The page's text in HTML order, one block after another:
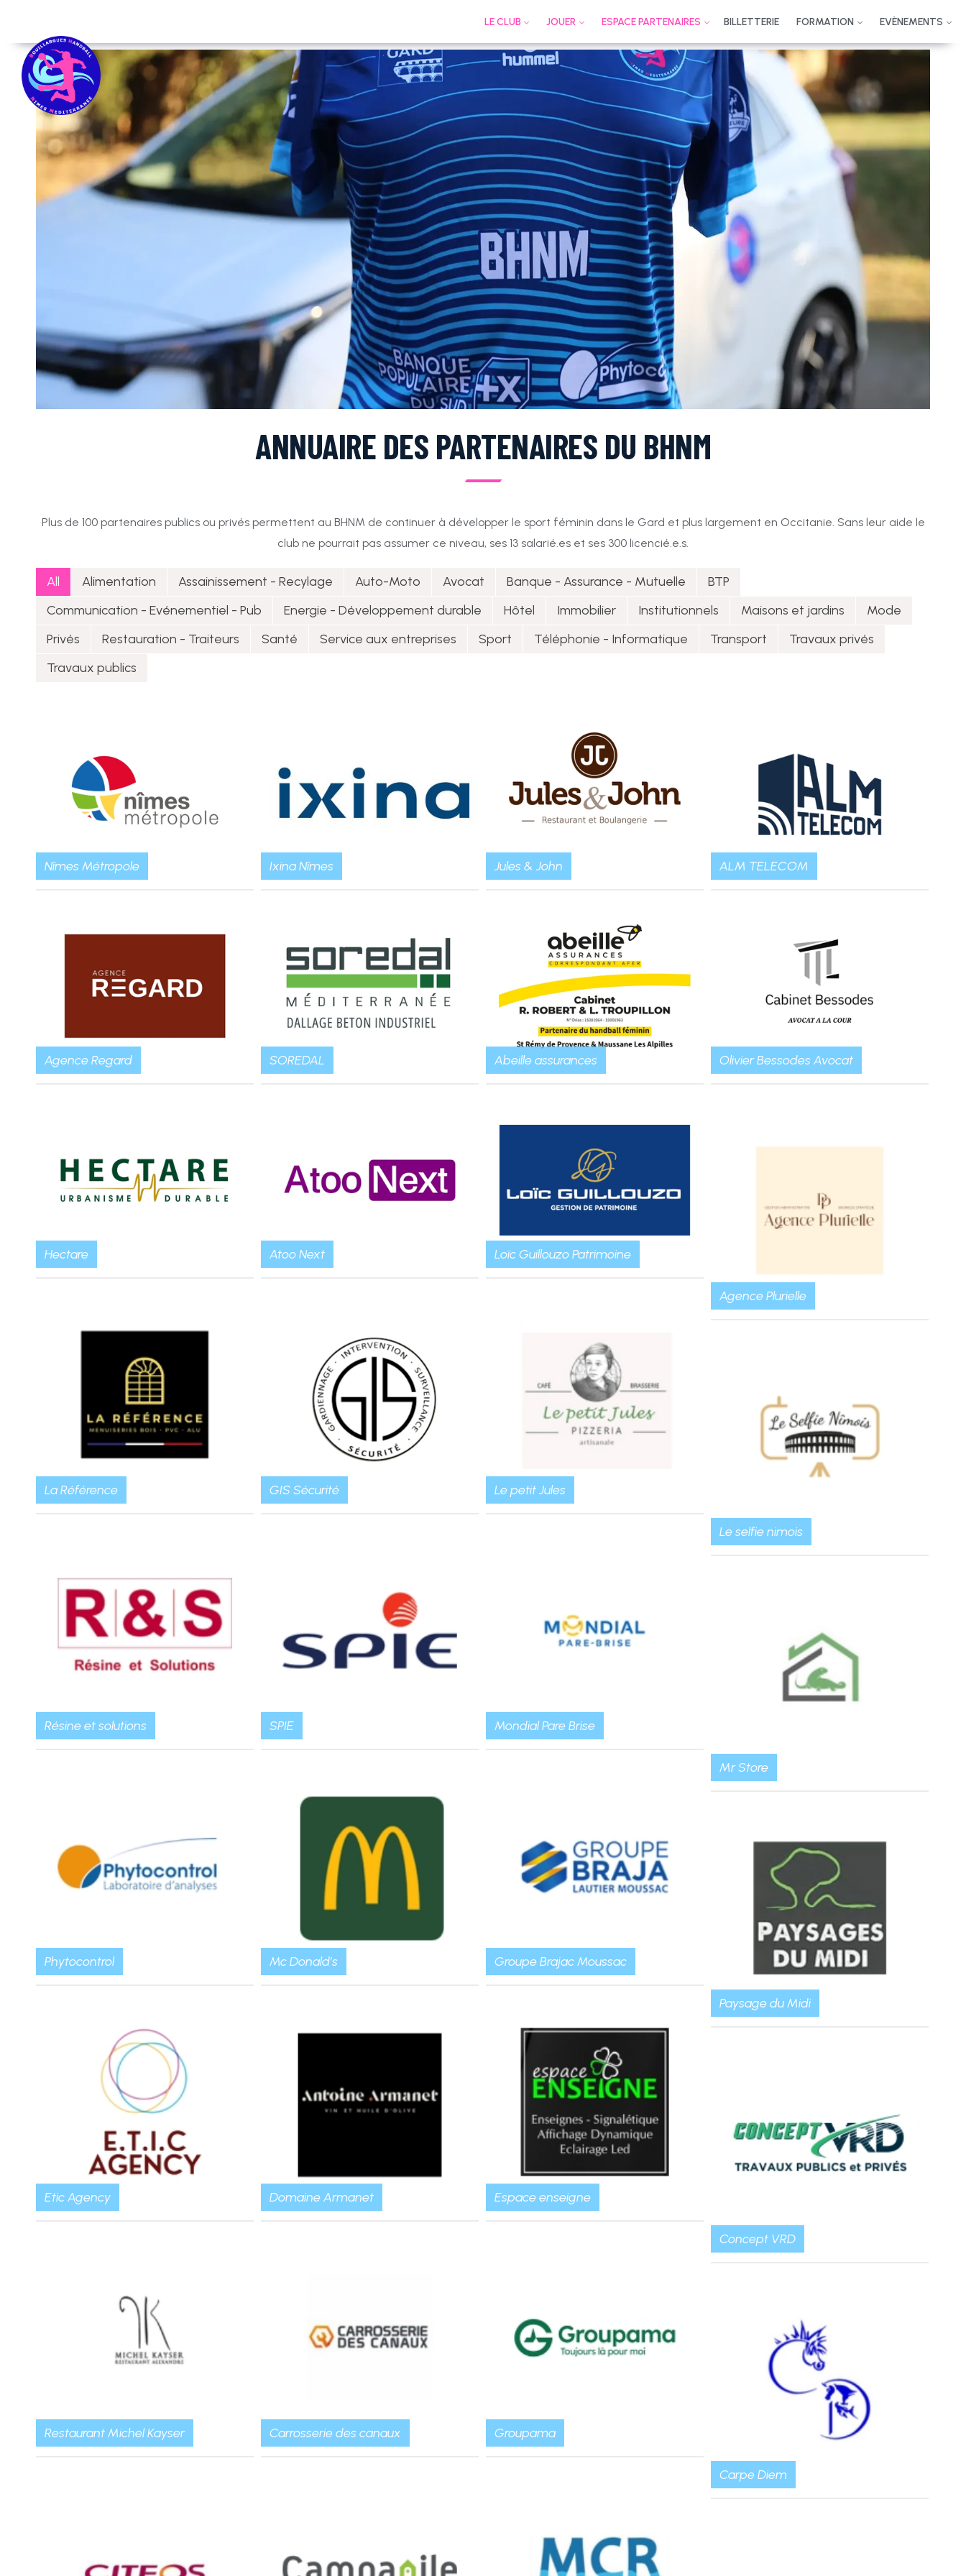
LE CLUB JOUER ESPACE PARTENAIRES BILLETTERIE FORMATION EVÈNEMENTS
ANNUAIRE DES PARTENAIRES DU BHNM
Plus de 100 partenaires publics ou privés permettent au BHNM de continuer à développer le sport féminin dans le Gard et plus largement en Occitanie. Sans leur aide le
club ne pourrait pas assumer ce niveau, ses 13 salarié.es et ses 300 licencié.e.s.
All Alimentation Assainissement - Recylage Auto-Moto Avocat Banque - Assurance - Mutuelle
BTP
Communication - Evénementiel - Pub
Energie - Développement durable Hôtel Immobilier Institutionnels Maisons et jardins
Mode
Privés
Restauration - Traiteurs Santé Service aux entreprises Sport Téléphonie - Informatique Transport
Travaux privés
Travaux publics
Nîmes Métropole Ixina Nîmes Jules & John ALM TELECOM
Agence Regard SOREDAL Abeille assurances Olivier Bessodes Avocat
Hectare Atoo Next Loïc Guillouzo Patrimoine
Agence Plurielle
La Référence GIS Sécurité Le petit Jules
Le selfie nimois
Résine et solutions SPIE Mondial Pare Brise
Mr Store
Phytocontrol Mc Donald’s Groupe Brajac Moussac
Paysage du Midi
Etic Agency Domaine Armanet Espace enseigne
Concept VRD
Restaurant Michel Kayser Carrosserie des canaux Groupama
Carpe Diem